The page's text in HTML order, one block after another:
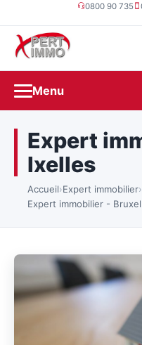
0800 90 735
Menu
Expert
Ixelles
Accueil›Expert immobilier›
Expert immobilier -